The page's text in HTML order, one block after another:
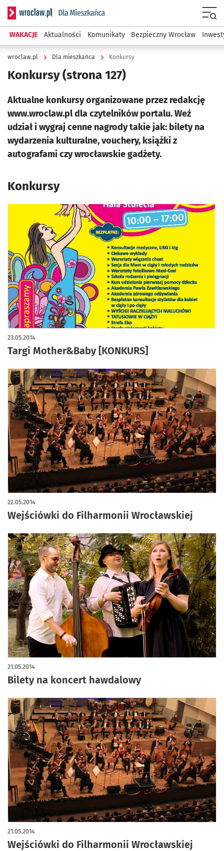
Serwis informacyjny wroclaw.pl podserwis: Dla mieszkańca
WAKACJE Aktualności Komunikaty Bezpieczny Wrocław
wroclaw.pl Dla mieszkańca Konkursy
Konkursy(strona 127)
Aktualne konkursy organizowane przez redakcję
www.wroclaw.pl dla czytelników portalu. Weź
udział i wygraj cenne nagrody takie jak: bilety na
wydarzenia kulturalne, vouchery, książki z
autografami czy wrocławskie gadżety.
Konkursy
Targi Mother&Baby [KONKURS]
23.05.2014
Wejściówki do Filharmonii Wrocławskiej
22.05.2014
Bilety na koncert hawdalowy
21.05.2014
Wejściówki do Filharmonii Wrocławskiej
21.05.2014